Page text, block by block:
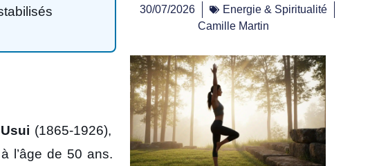
(1865-1926),
l’âge de 50 ans.
30/07/2026
Energie & Spiritualité
Camille Martin